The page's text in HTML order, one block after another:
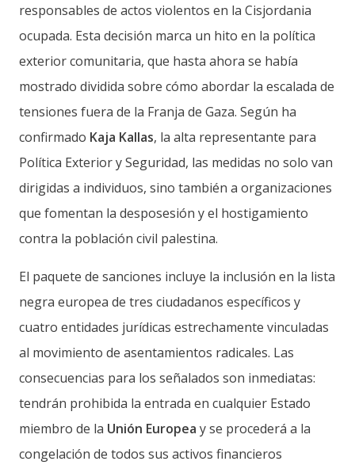
responsables de actos violentos en la Cisjordania
ocupada. Esta decisión marca un hito en la política
exterior comunitaria, que hasta ahora se había
mostrado dividida sobre cómo abordar la escalada de
tensiones fuera de la Franja de Gaza. Según ha
confirmado Kaja Kallas, la alta representante para
Política Exterior y Seguridad, las medidas no solo van
dirigidas a individuos, sino también a organizaciones
que fomentan la desposesión y el hostigamiento
contra la población civil palestina.
El paquete de sanciones incluye la inclusión en la lista
negra europea de tres ciudadanos específicos y
cuatro entidades jurídicas estrechamente vinculadas
al movimiento de asentamientos radicales. Las
consecuencias para los señalados son inmediatas:
tendrán prohibida la entrada en cualquier Estado
miembro de la Unión Europea y se procederá a la
congelación de todos sus activos financieros